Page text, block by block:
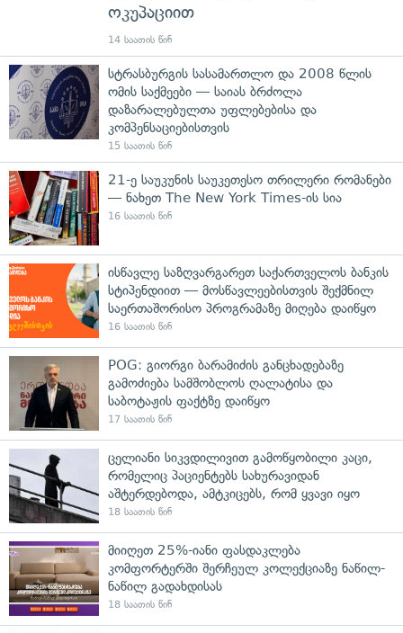
ოკუპაციით
14 საათის წინ
სტრასბურგის სასამართლო და 2008 წლის
ომის საქმეები — საიას ბრძოლა
დაზარალებულთა უფლებებისა და
კომპენსაციებისთვის
15 საათის წინ
21-ე საუკუნის საუკეთესო თრილერი რომანები
— ნახეთ The New York Times-ის სია
16 საათის წინ
ისწავლე საზღვარგარეთ საქართველოს ბანკის
სტიპენდიით — მოსწავლეებისთვის შექმნილ
საერთაშორისო პროგრამაზე მიღება დაიწყო
16 საათის წინ
POG: გიორგი ბარამიძის განცხადებაზე
გამოძიება სამშობლოს ღალატისა და
საბოტაჟის ფაქტზე დაიწყო
17 საათის წინ
ცელიანი სიკვდილივით გამოწყობილი კაცი,
რომელიც პაციენტებს სახურავიდან
აშტერდებოდა, ამტკიცებს, რომ ყვავი იყო
18 საათის წინ
მიიღეთ 25%-იანი ფასდაკლება
კომფორტერში შერჩეულ კოლექციაზე ნაწილ-
ნაწილ გადახდისას
18 საათის წინ